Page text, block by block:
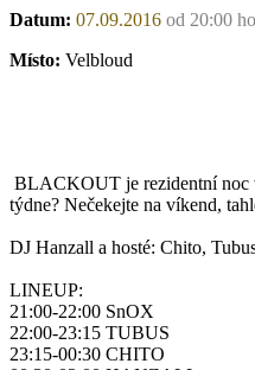
Datum: 07.09.2016 od 20:00
Místo: Velbloud
BLACKOUT je rezidentní noc
týdne? Nečekejte na víkend,
DJ Hanzall a hosté: Chito,
LINEUP:
21:00-22:00 SnOX
22:00-23:15 TUBUS
23:15-00:30 CHITO